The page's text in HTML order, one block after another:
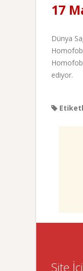
17
Dünya
ediyor.
Site